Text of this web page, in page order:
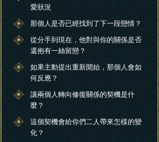
愛狀況
那個人是否已經找到了下一段戀情？
從分手到現在，他對與你的關係是否
還抱有一絲留戀？
如果主動提出重新開始，那個人會如
何反應？
讓兩個人轉向修復關係的契機是什
麼？
這個契機會給你們二人帶來怎樣的變
化？